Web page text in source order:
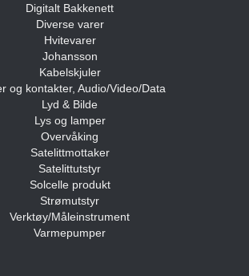
Digitalt Bakkenett
Diverse varer
Hvitevarer
Johansson
Kabelskjuler
og kontakter, Audio/Video/Data
Lyd & Bilde
Lys og lamper
Overvåking
Satelittmottaker
Satelittutstyr
Solcelle produkt
Strømutstyr
Verktøy/Måleinstrument
Varmepumper